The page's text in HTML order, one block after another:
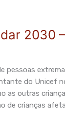
2030
pessoas
do Unicef
as outras
de crianças